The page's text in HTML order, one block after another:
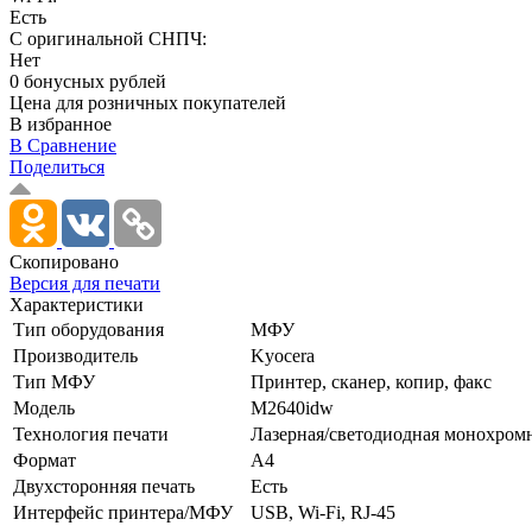
Есть
С оригинальной СНПЧ:
Нет
0 бонусных рублей
Цена для розничных покупателей
В избранное
В Сравнение
Поделиться
Скопировано
Версия для печати
Характеристики
Тип оборудования
МФУ
Производитель
Kyocera
Тип МФУ
Принтер, сканер, копир, факс
Модель
M2640idw
Технология печати
Лазерная/­светодиодная
Формат
A4
Двухсторонняя печать
Есть
Интерфейс принтера/МФУ
USB, Wi-Fi, RJ-45